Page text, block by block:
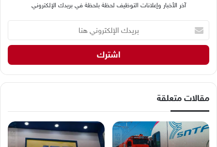
آخر الأخبار وإعلانات التوظيف لحظة بلحظة في بريدك الإلكتروني
ي
ك
ا
إ
ت
ر
مقالات متعلقة